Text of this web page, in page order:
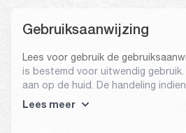
Gebruiksaanwijzing
Lees voor gebruik de
is bestemd voor uitwendig gebruik.
aan op de huid. De handeling
malen per dag herhalen. Vermijd
Lees meer